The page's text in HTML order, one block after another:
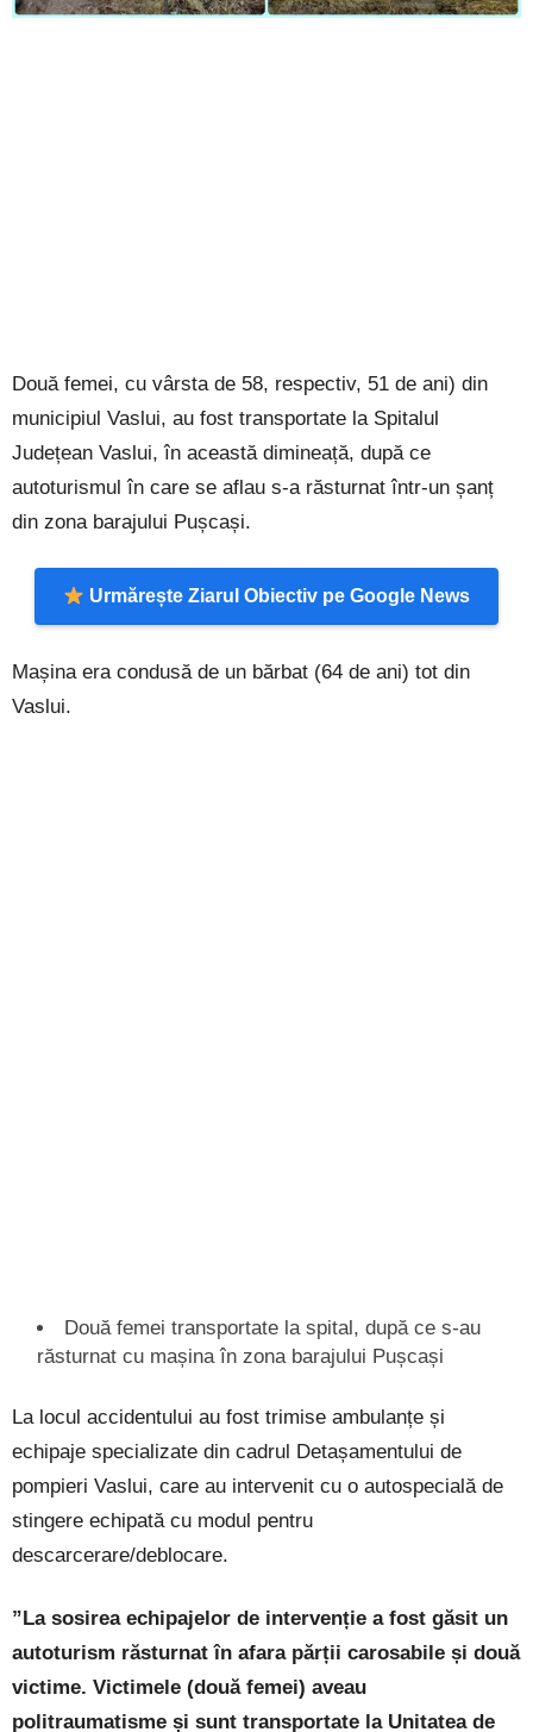
Două femei, cu vârsta de 58, respectiv, 51 de ani) din
municipiul Vaslui, au fost transportate la Spitalul
Județean Vaslui, în această dimineață, după ce
autoturismul în care se aflau s-a răsturnat într-un șanț
din zona barajului Pușcași.
Urmărește Ziarul Obiectiv pe Google News
Mașina era condusă de un bărbat (64 de ani) tot din
Vaslui.
Două femei transportate la spital, după ce s-au
răsturnat cu mașina în zona barajului Pușcași
La locul accidentului au fost trimise ambulanțe și
echipaje specializate din cadrul Detașamentului de
pompieri Vaslui, care au intervenit cu o autospecială de
stingere echipată cu modul pentru
descarcerare/deblocare.
”La sosirea echipajelor de intervenție a fost găsit un
autoturism răsturnat în afara părții carosabile și două
victime. Victimele (două femei) aveau
politraumatisme și sunt transportate la Unitatea de